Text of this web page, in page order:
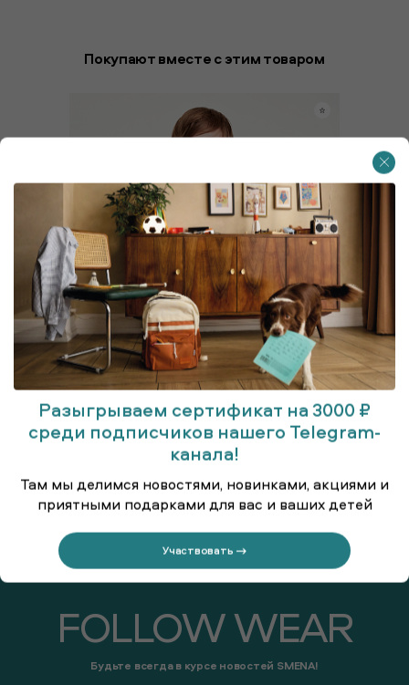
Покупают вместе с этим товаром
Куртка удлинённая (парка)
FOLLOW WEAR
Будьте всегда в курсе новостей SMENA!
Разыгрываем сертификат на 3000 ₽
среди подписчиков нашего Telegram-
канала!
Там мы делимся новостями, новинками, акциями и
приятными подарками для вас и ваших детей
Участвовать →